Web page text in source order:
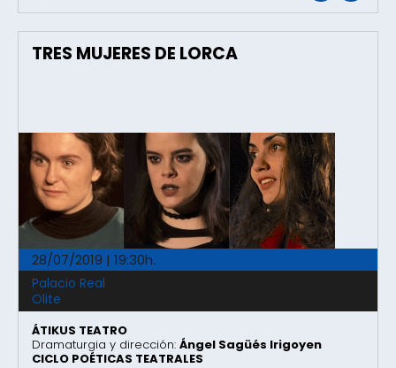
TRES MUJERES DE LORCA
28/07/2019 | 19:30h.
Palacio Real
Olite
ÁTIKUS TEATRO
Dramaturgia y dirección: Ángel Sagüés Irigoyen
CICLO POÉTICAS TEATRALES